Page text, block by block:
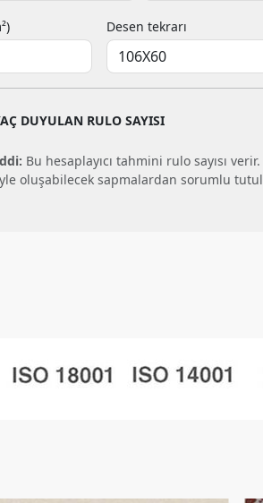
Desen tekrarı
DUYULAN RULO SAYISI
Bu hesaplayıcı tahmini rulo sayısı
oluşabilecek sapmalardan sorumlu